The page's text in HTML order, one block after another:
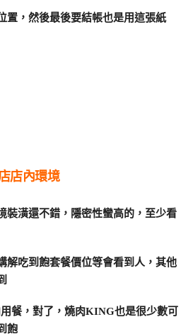
置，然後最後要結帳也是用這張紙
店內環境
裝潢還不錯，隱密性蠻高的，至少看
解吃到飽套餐價位等會看到人，其他
餐，對了，燒肉KING也是很少數可
飽